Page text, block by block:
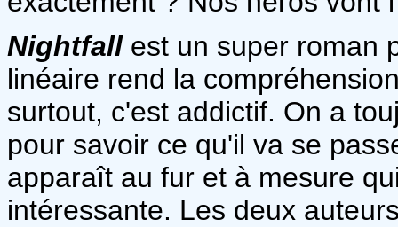
Nightfallest un super roman
linéaire rend la
surtout, c'est addictif. On a
pour savoir ce qu'il va se
apparaît au fur et à mesure
intéressante. Les deux